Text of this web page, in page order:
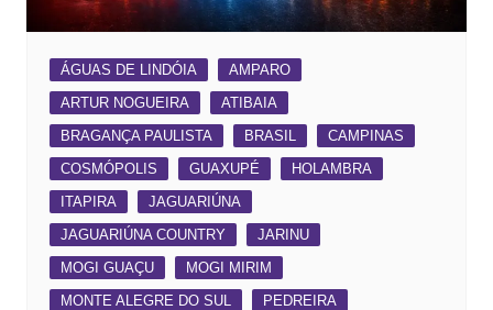
ÁGUAS DE LINDÓIA
AMPARO
ARTUR NOGUEIRA
ATIBAIA
BRAGANÇA PAULISTA
BRASIL
CAMPINAS
COSMÓPOLIS
GUAXUPÉ
HOLAMBRA
ITAPIRA
JAGUARIÚNA
JAGUARIÚNA COUNTRY
JARINU
MOGI GUAÇU
MOGI MIRIM
MONTE ALEGRE DO SUL
PEDREIRA